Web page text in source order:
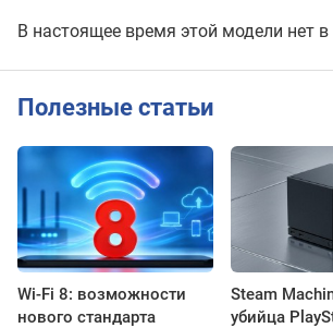
В настоящее время этой модели нет
Полезные статьи
Wi-Fi 8: возможности
нового стандарта
Steam
убийца